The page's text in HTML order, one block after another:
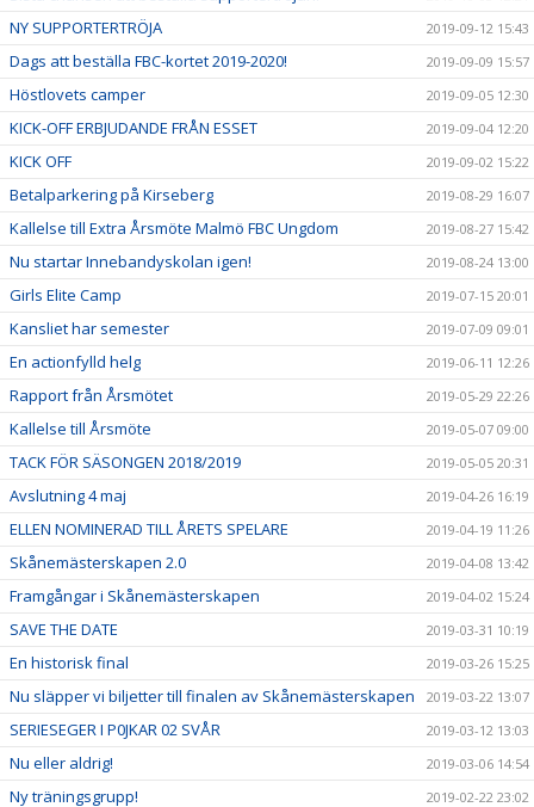
NY SUPPORTERTRÖJA 2019-09-12 15:43
Dags att beställa FBC-kortet 2019-2020! 2019-09-09 15:57
Höstlovets camper 2019-09-05 12:30
KICK-OFF ERBJUDANDE FRÅN ESSET 2019-09-04 12:20
KICK OFF 2019-09-02 15:22
Betalparkering på Kirseberg 2019-08-29 16:07
Kallelse till Extra Årsmöte Malmö FBC Ungdom 2019-08-27 15:42
Nu startar Innebandyskolan igen! 2019-08-24 13:00
Girls Elite Camp 2019-07-15 20:01
Kansliet har semester 2019-07-09 09:01
En actionfylld helg 2019-06-11 12:26
Rapport från Årsmötet 2019-05-29 22:26
Kallelse till Årsmöte 2019-05-07 09:00
TACK FÖR SÄSONGEN 2018/2019 2019-05-05 20:31
Avslutning 4 maj 2019-04-26 16:19
ELLEN NOMINERAD TILL ÅRETS SPELARE 2019-04-19 11:26
Skånemästerskapen 2.0 2019-04-08 13:42
Framgångar i Skånemästerskapen 2019-04-02 15:24
SAVE THE DATE 2019-03-31 10:19
En historisk final 2019-03-26 15:25
Nu släpper vi biljetter till finalen av Skånemästerskapen 2019-03-22 13:07
SERIESEGER I P0JKAR 02 SVÅR 2019-03-12 13:03
Nu eller aldrig! 2019-03-06 14:54
Ny träningsgrupp! 2019-02-22 23:02